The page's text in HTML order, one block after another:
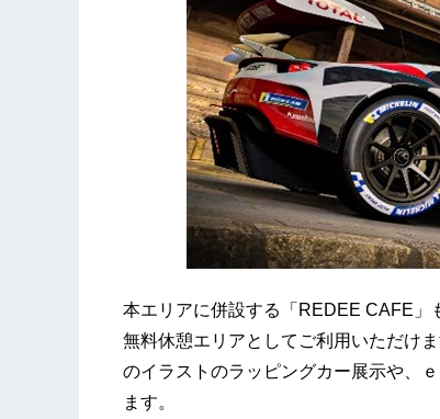
本エリアに併設する「REDEE CAFE」
無料休憩エリアとしてご利用いただけ
のイラストのラッピングカー展示や、
ます。